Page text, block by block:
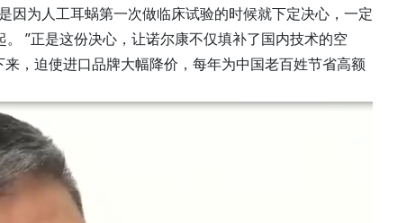
因为人工耳蜗第一次做临床试验的时候就下定决心，一定
”正是这份决心，让诺尔康不仅填补了国内技术的空
，迫使进口品牌大幅降价，每年为中国老百姓节省高额